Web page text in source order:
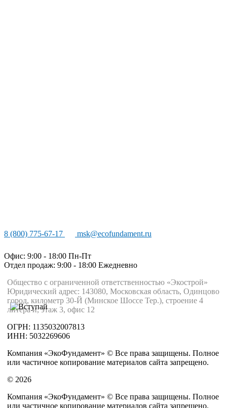
8 (800) 775-67-17 msk@ecofundament.ru
Офис: 9:00 - 18:00 Пн-Пт
Отдел продаж: 9:00 - 18:00 Ежедневно
Общество с ограниченной ответственностью «Экострой»
Юридический адрес: 143080, Московская область, Одинцово
город, километр 30-Й (Минское Шоссе Тер.), строение 4
литера и, этаж 3, офис 12
ОГРН: 1135032007813
ИНН: 5032269606
Компания «ЭкоФундамент» © Все права защищены. Полное
или частичное копирование материалов сайта запрещено.
© 2026
Компания «ЭкоФундамент» © Все права защищены. Полное
или частичное копирование материалов сайта запрещено.